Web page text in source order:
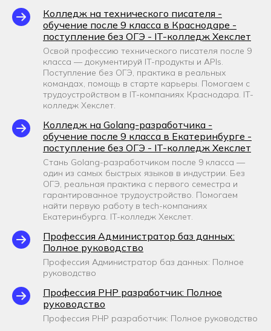
Колледж на технического писателя -
обучение после 9 класса в Краснодаре -
поступление без ОГЭ - IT-колледж Хекслет
Освой профессию технического писателя после 9
класса — документируй IT-продукты и APIs.
Поступление без ОГЭ, практика в реальных
командах, помощь в старте карьеры. Помогаем с
трудоустройством в IT-компаниях Краснодара. IT-
колледж Хекслет.
Колледж на Golang-разработчика -
обучение после 9 класса в Екатеринбурге -
поступление без ОГЭ - IT-колледж Хекслет
Стань Golang-разработчиком после 9 класса —
один из самых быстрых языков в индустрии. Без
ОГЭ, реальная практика с первого семестра и
гарантированное трудоустройство. Помогаем
найти первую работу в tech-компаниях
Екатеринбурга. IT-колледж Хекслет.
Профессия Администратор баз данных:
Полное руководство
Профессия Администратор баз данных: Полное
руководство
Профессия PHP разработчик: Полное
руководство
Профессия PHP разработчик: Полное руководство